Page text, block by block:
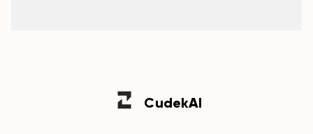
CudekAI